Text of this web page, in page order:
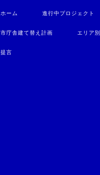
ホーム 進行中プロジェクト
市庁舎建て替え計画 エリア別
提言